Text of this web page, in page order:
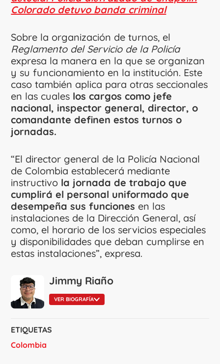
Colorado detuvo banda criminal
Sobre la organización de turnos, el
Reglamento del Servicio de la Policía
expresa la manera en la que se organizan
y su funcionamiento en la institución. Este
caso también aplica para otras seccionales
en las cuales los cargos como jefe
nacional, inspector general, director, o
comandante definen estos turnos o
jornadas.
“El director general de la Policía Nacional
de Colombia establecerá mediante
instructivo la jornada de trabajo que
cumplirá el personal uniformado que
desempeña sus funciones en las
instalaciones de la Dirección General, así
como, el horario de los servicios especiales
y disponibilidades que deban cumplirse en
estas instalaciones”, expresa.
Jimmy Riaño
VER BIOGRAFÍA
ETIQUETAS
Colombia